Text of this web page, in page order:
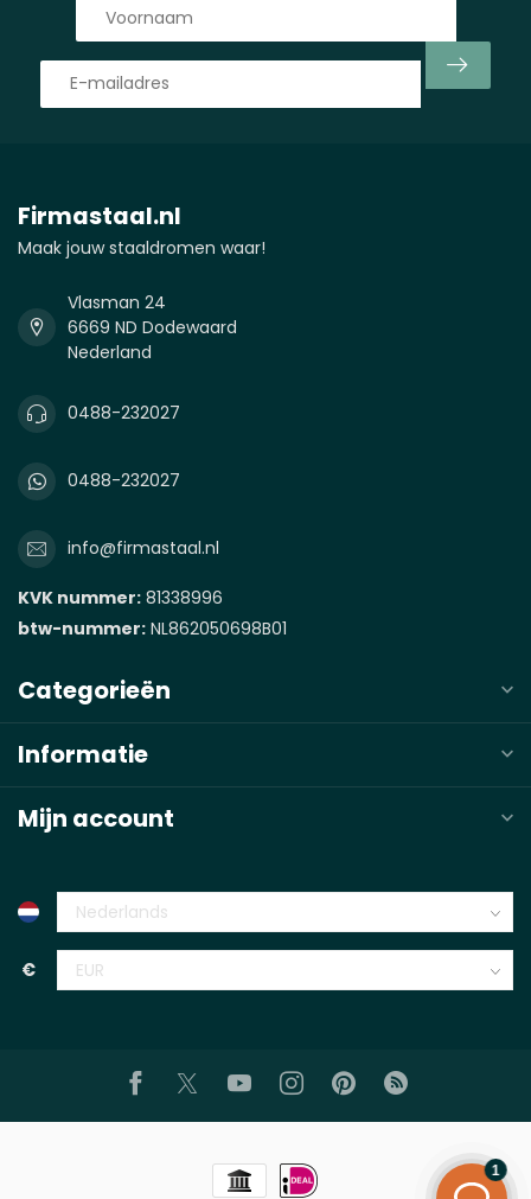
Firmastaal.nl
Maak jouw staaldromen waar!
Vlasman 24
6669 ND Dodewaard
Nederland
0488-232027
0488-232027
info@firmastaal.nl
KVK nummer: 81338996
btw-nummer: NL862050698B01
Categorieën
Informatie
Mijn account
€